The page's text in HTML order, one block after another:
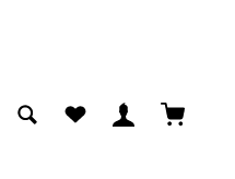
Du hast 0 Produkte